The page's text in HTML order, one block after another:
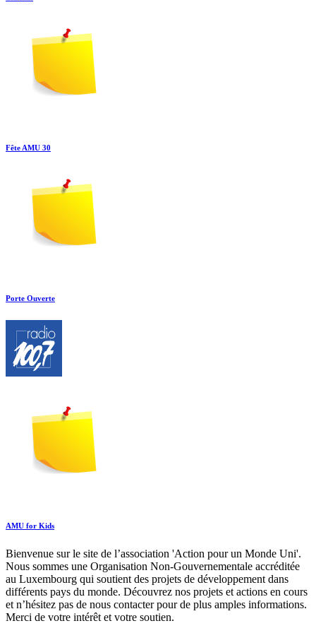
Fête AMU 30
Porte Ouverte
AMU for Kids
Bienvenue sur le site de l’association 'Action pour un Monde Uni'.
Nous sommes une Organisation Non-Gouvernementale accréditée
au Luxembourg qui soutient des projets de développement dans
différents pays du monde. Découvrez nos projets et actions en cours
et n’hésitez pas de nous contacter pour de plus amples informations.
Merci de votre intérêt et votre soutien.